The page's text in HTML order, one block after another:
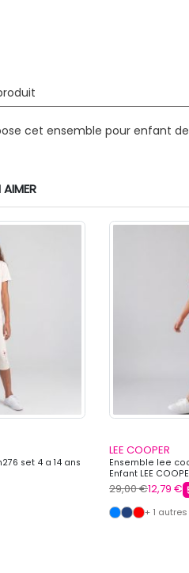
cet ensemble pour enfant de
set 4 a 14 ans
LEE COOPER
Ensemble lee
Enfant LEE
29,00 €12,79 €
+ 1